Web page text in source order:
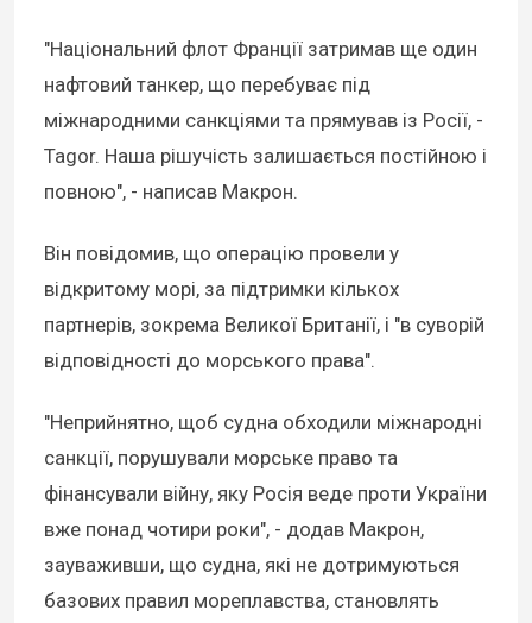
"Національний флот Франції затримав ще один
нафтовий танкер, що перебуває під
міжнародними санкціями та прямував із Росії, -
Tagor. Наша рішучість залишається постійною і
повною", - написав Макрон.
Він повідомив, що операцію провели у
відкритому морі, за підтримки кількох
партнерів, зокрема Великої Британії, і "в суворій
відповідності до морського права".
"Неприйнятно, щоб судна обходили міжнародні
санкції, порушували морське право та
фінансували війну, яку Росія веде проти України
вже понад чотири роки", - додав Макрон,
зауваживши, що судна, які не дотримуються
базових правил мореплавства, становлять